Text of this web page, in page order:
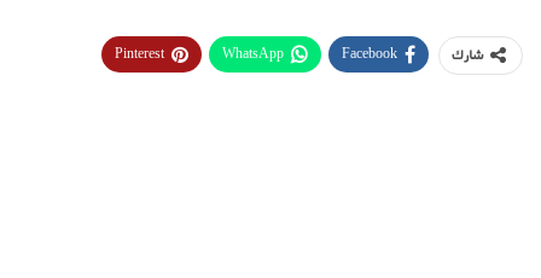
شارك Facebook
WhatsApp
Pinterest